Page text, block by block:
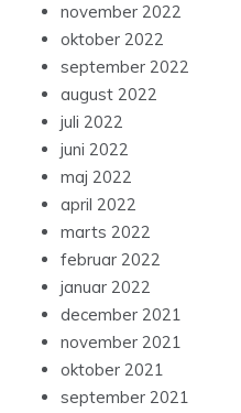
november 2022
oktober 2022
september 2022
august 2022
juli 2022
juni 2022
maj 2022
april 2022
marts 2022
februar 2022
januar 2022
december 2021
november 2021
oktober 2021
september 2021